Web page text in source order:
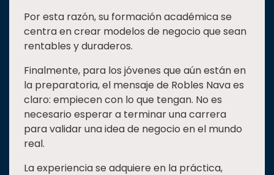
Por esta razón, su formación académica se
centra en crear modelos de negocio que sean
rentables y duraderos.
Finalmente, para los jóvenes que aún están en
la preparatoria, el mensaje de Robles Nava es
claro: empiecen con lo que tengan. No es
necesario esperar a terminar una carrera
para validar una idea de negocio en el mundo
real.
La experiencia se adquiere en la práctica,